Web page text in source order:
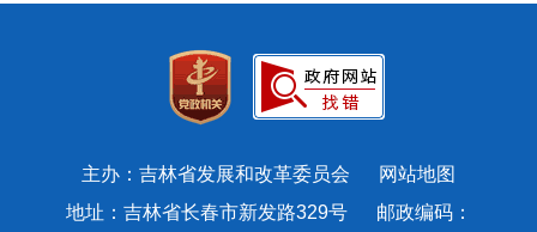
主办：吉林省发展和改革委员会
网站地图
地址：吉林省长春市新发路329号 邮政编码：